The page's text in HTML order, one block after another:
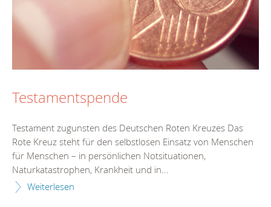
Testamentspende
Testament zugunsten des Deutschen Roten Kreuzes Das
Rote Kreuz steht für den selbstlosen Einsatz von Menschen
für Menschen – in persönlichen Notsituationen,
Naturkatastrophen, Krankheit und in...
Weiterlesen